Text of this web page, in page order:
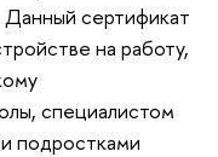
Данный сертификат
на работу,
специалистом
подростками